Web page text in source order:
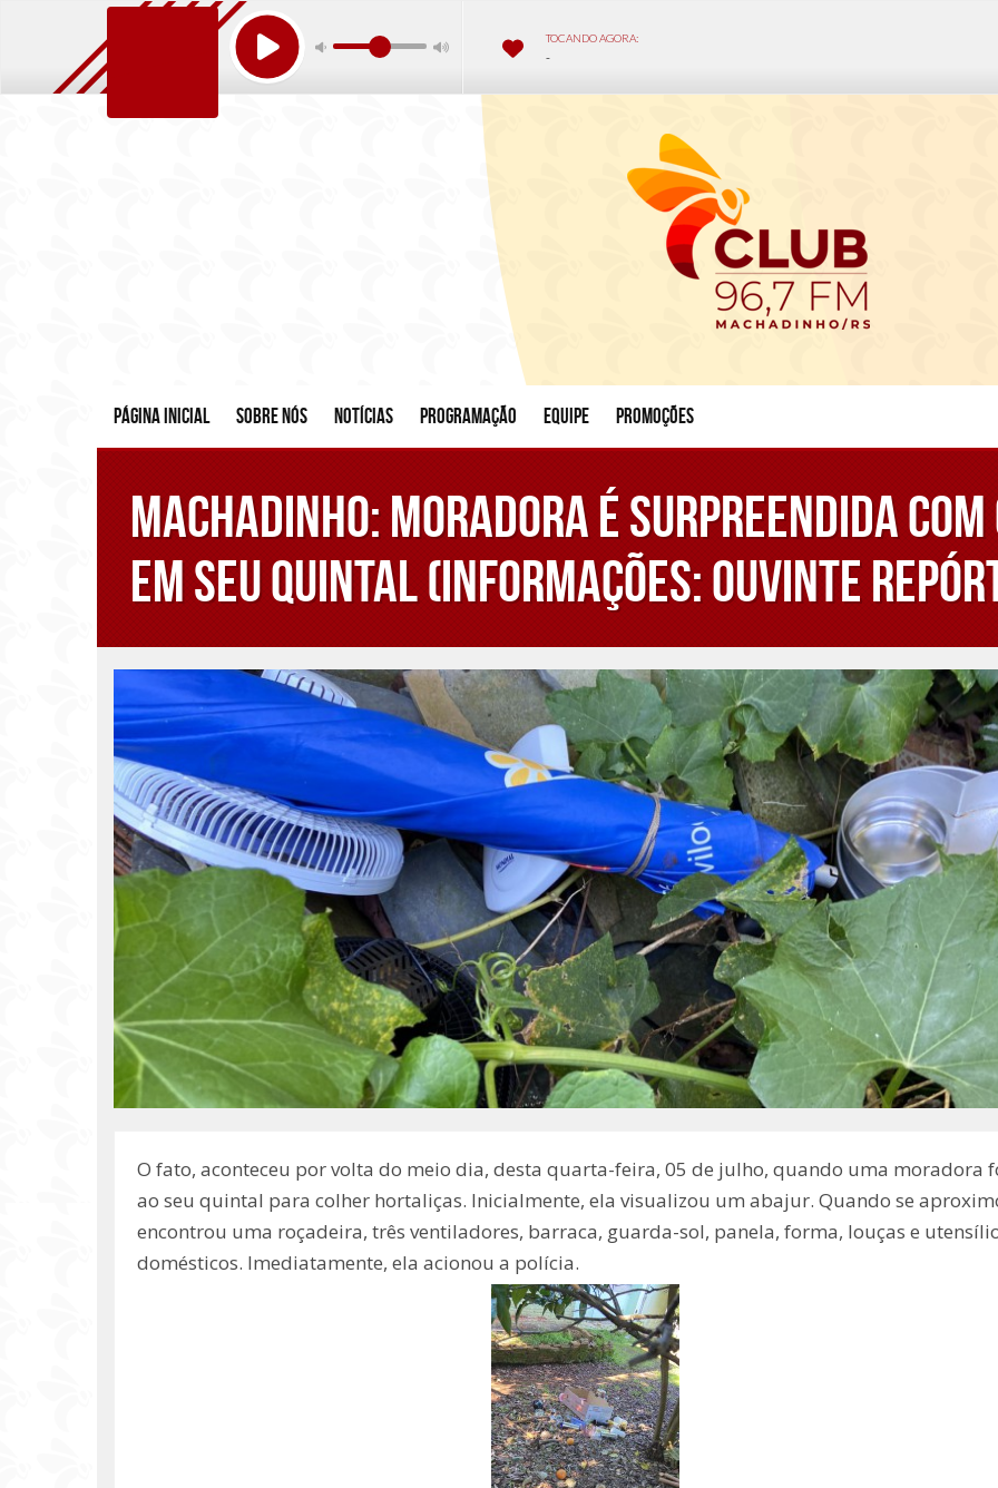
Página inicial Sobre nós Notícias Programação Equipe Promoções
Machadinho: Moradora é surpreendida
em seu quintal (Informações: Ouvinte
O fato, aconteceu por volta do meio dia, desta quarta-feira, 05 de julho, quando uma moradora
ao seu quintal para colher hortaliças. Inicialmente, ela visualizou um abajur. Quando se
encontrou uma roçadeira, três ventiladores, barraca, guarda-sol, panela, forma, louças e
domésticos. Imediatamente, ela acionou a polícia.